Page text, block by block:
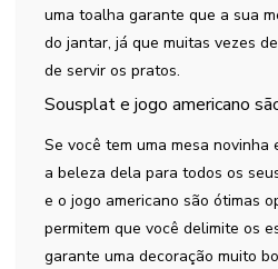
uma toalha garante que a sua
do jantar, já que muitas vezes
de servir os pratos.
Sousplat e jogo americano
Se você tem uma mesa
a beleza dela para todos os
e o jogo americano são ótimas
permitem que você delimite os
garante uma decoração muito